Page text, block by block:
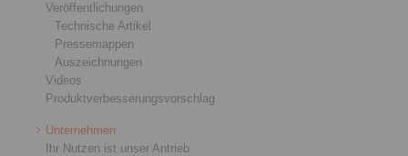
Veröffentlichungen
Technische Artikel
Pressemappen
Auszeichnungen
Videos
Produktverbesserungsvorschlag
Unternehmen
Ihr Nutzen ist unser Antrieb